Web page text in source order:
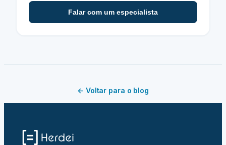
Falar com um especialista
← Voltar para o blog